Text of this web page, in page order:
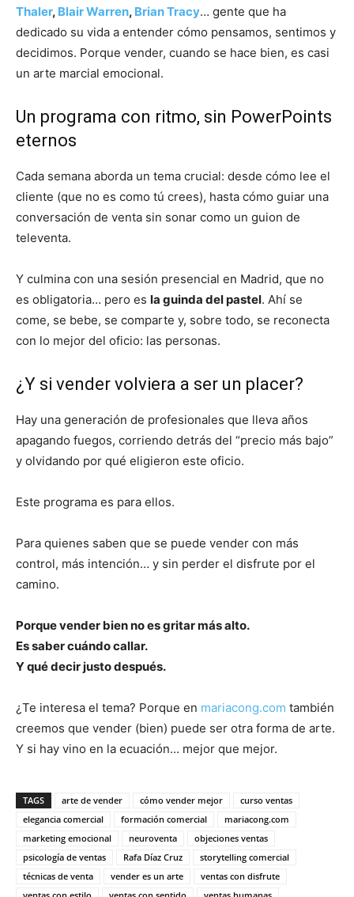
Thaler, Blair Warren, Brian Tracy… gente que ha
dedicado su vida a entender cómo pensamos, sentimos y
decidimos. Porque vender, cuando se hace bien, es casi
un arte marcial emocional.
Un programa con ritmo, sin PowerPoints
eternos
Cada semana aborda un tema crucial: desde cómo lee el
cliente (que no es como tú crees), hasta cómo guiar una
conversación de venta sin sonar como un guion de
televenta.
Y culmina con una sesión presencial en Madrid, que no
es obligatoria… pero es la guinda del pastel. Ahí se
come, se bebe, se comparte y, sobre todo, se reconecta
con lo mejor del oficio: las personas.
¿Y si vender volviera a ser un placer?
Hay una generación de profesionales que lleva años
apagando fuegos, corriendo detrás del “precio más bajo”
y olvidando por qué eligieron este oficio.
Este programa es para ellos.
Para quienes saben que se puede vender con más
control, más intención… y sin perder el disfrute por el
camino.
Porque vender bien no es gritar más alto.
Es saber cuándo callar.
Y qué decir justo después.
¿Te interesa el tema? Porque en mariacong.com también
creemos que vender (bien) puede ser otra forma de arte.
Y si hay vino en la ecuación… mejor que mejor.
TAGS arte de vender cómo vender mejor
curso ventas
elegancia comercial
formación comercial
mariacong.com
marketing emocional
neuroventa
objeciones ventas
psicología de ventas
Rafa Díaz Cruz
storytelling comercial
técnicas de venta
vender es un arte
ventas con disfrute